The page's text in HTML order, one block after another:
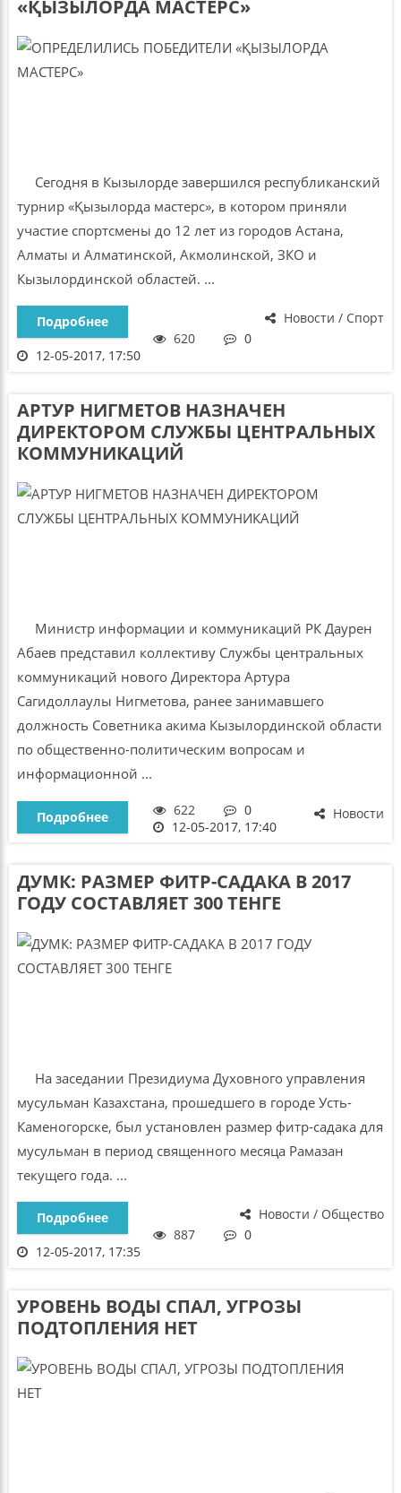
«ҚЫЗЫЛОРДА МАСТЕРС»
Сегодня в Кызылорде завершился республиканский
турнир «Қызылорда мастерс», в котором приняли
участие спортсмены до 12 лет из городов Астана,
Алматы и Алматинской, Акмолинской, ЗКО и
Кызылординской областей. ...
Новости / Спорт
Подробнее
620
0
12-05-2017, 17:50
АРТУР НИГМЕТОВ НАЗНАЧЕН
ДИРЕКТОРОМ СЛУЖБЫ ЦЕНТРАЛЬНЫХ
КОММУНИКАЦИЙ
Министр информации и коммуникаций РК Даурен
Абаев представил коллективу Службы центральных
коммуникаций нового Директора Артура
Сагидоллаулы Нигметова, ранее занимавшего
должность Советника акима Кызылординской области
по общественно-политическим вопросам и
информационной ...
Новости
Подробнее 622
0
12-05-2017, 17:40
ДУМК: РАЗМЕР ФИТР-САДАКА В 2017
ГОДУ СОСТАВЛЯЕТ 300 ТЕНГЕ
На заседании Президиума Духовного управления
мусульман Казахстана, прошедшего в городе Усть-
Каменогорске, был установлен размер фитр-садака для
мусульман в период священного месяца Рамазан
текущего года. ...
Новости / Общество
Подробнее
887
0
12-05-2017, 17:35
УРОВЕНЬ ВОДЫ СПАЛ, УГРОЗЫ
ПОДТОПЛЕНИЯ НЕТ